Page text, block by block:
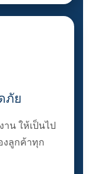
ภัย
น ให้เป็นไป
งลูกค้าทุก